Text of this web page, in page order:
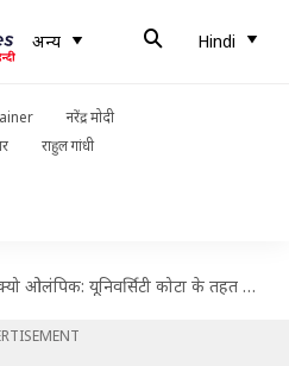
अन्य Hindi
नरेंद्र मोदी
राहुल गांधी
यूनिवर्सिटी कोटा के तहत भारतीय महिला तैराक माना पटेल ने किया क्वालीफाई